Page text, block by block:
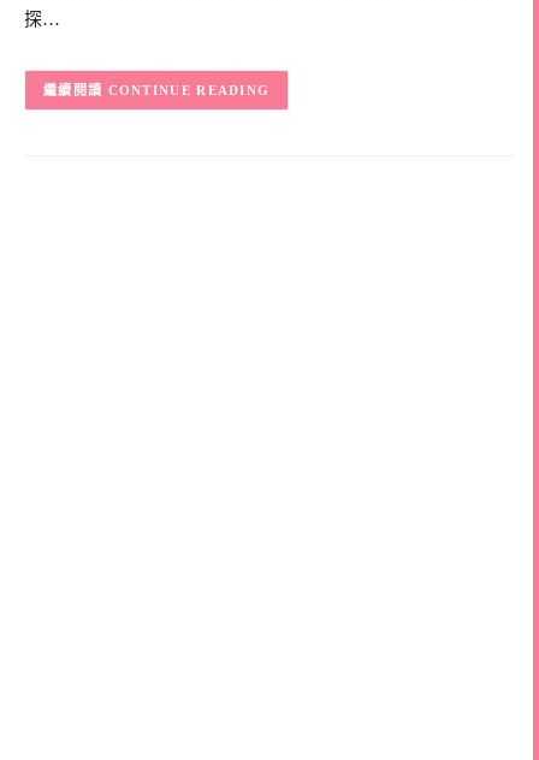
探…
CONTINUE READING